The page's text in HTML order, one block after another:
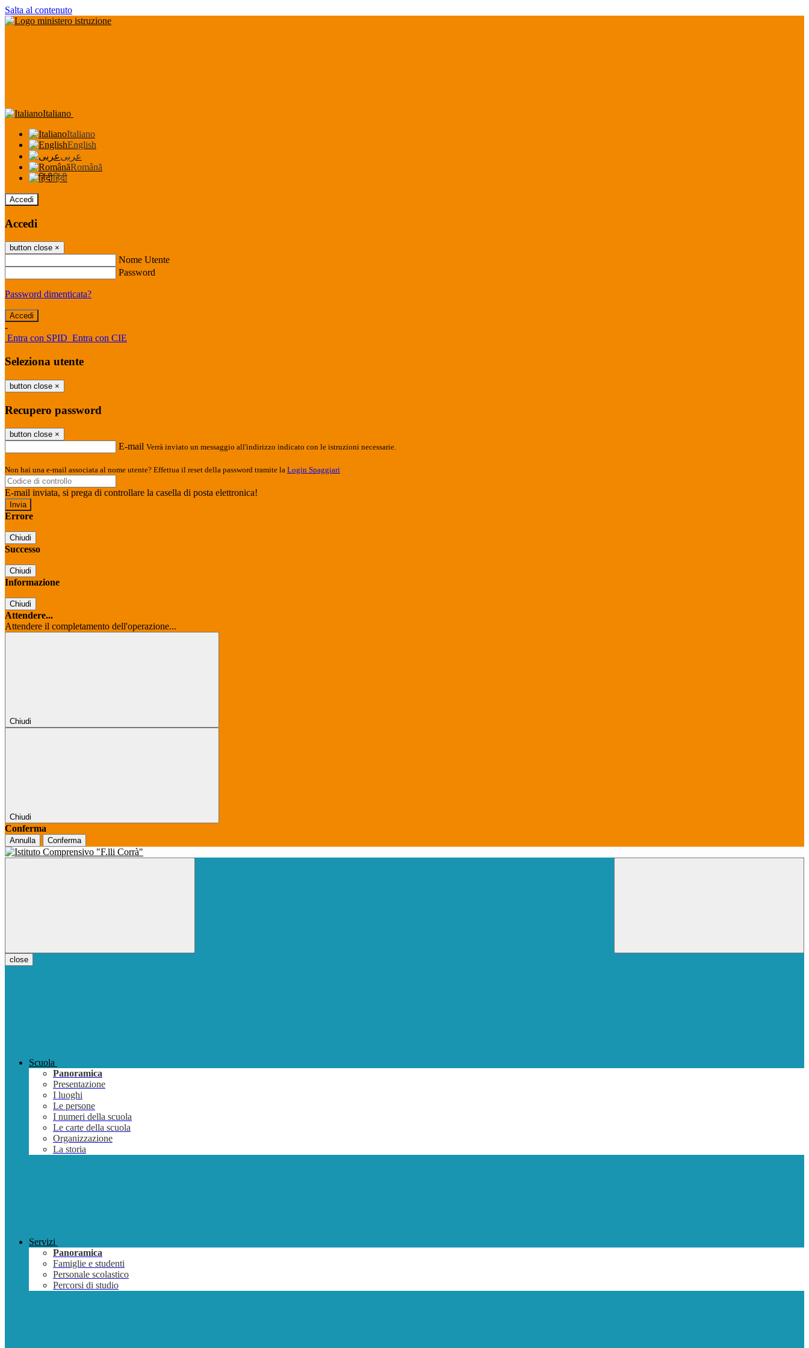
Salta al contenuto
Italiano
Italiano
English
عربى
Română
हिंदी
Accedi
Accedi
button close ×
Nome Utente
Password
Password dimenticata?
-
Entra con SPID Entra con CIE
Seleziona utente
button close ×
Recupero password
button close ×
E-mail Verrà inviato un messaggio all'indirizzo indicato con le istruzioni necessarie.
Non hai una e-mail associata al nome utente? Effettua il reset della password tramite la Login Spaggiari
E-mail inviata, si prega di controllare la casella di posta elettronica!
Errore
Chiudi
Successo
Chiudi
Informazione
Chiudi
Attendere...
Attendere il completamento dell'operazione...
Chiudi
Chiudi
Conferma
Annulla Conferma
close
Scuola
Panoramica
Presentazione
I luoghi
Le persone
I numeri della scuola
Le carte della scuola
Organizzazione
La storia
Servizi
Panoramica
Famiglie e studenti
Personale scolastico
Percorsi di studio